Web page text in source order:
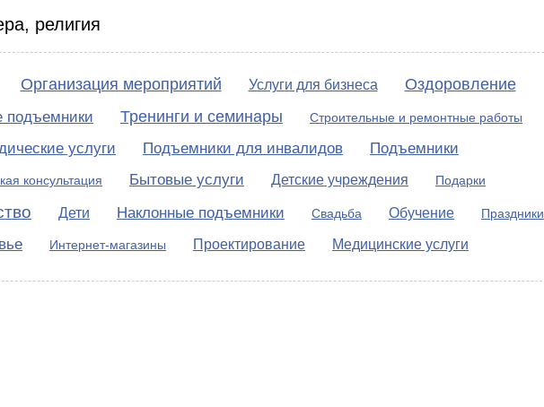
религия
Организация мероприятий Услуги для бизнеса Оздоровление
подъемники Тренинги и семинары Строительные и ремонтные работы
услуги Подъемники для инвалидов Подъемники
консультация Бытовые услуги Детские учреждения Подарки
Дети Наклонные подъемники Свадьба Обучение Праздники
Интернет-магазины Проектирование Медицинские услуги